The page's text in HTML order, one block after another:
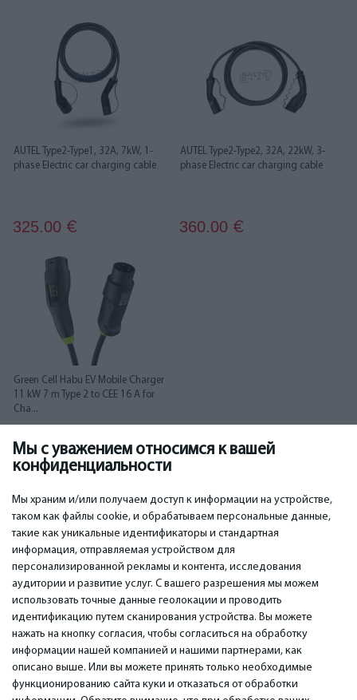
Мы с уважением относимся к вашей
конфиденциальности
Мы храним и/или получаем доступ к информации на устройстве,
таком как файлы cookie, и обрабатываем персональные данные,
такие как уникальные идентификаторы и стандартная
информация, отправляемая устройством для
персонализированной рекламы и контента, исследования
аудитории и развитие услуг. С вашего разрешения мы можем
использовать точные данные геолокации и проводить
идентификацию путем сканирования устройства. Вы можете
нажать на кнопку согласия, чтобы согласиться на обработку
информации нашей компанией и нашими партнерами, как
описано выше. Или вы можете принять только необходимые
функционированию сайта куки и отказаться от обработки
AUTEL Type2-Type1, 32A, 7kW, 1-
phase Electric car charging cable
325.00 €
AUTEL Type2-Type2, 32A, 22kW, 3-
phase Electric car charging cable
360.00 €
Green Cell Habu EV Mobile Charger
11 kW 7 m Type 2 to CEE 16 A for
Cha...
564.00€
ВАЖНОЕ
Сервисные центры
Гарантия
Условия использования
Политика
конфиденциальности
Контакты
КОНТАКТЫ
Тел. +371 67296734
Моб. +371 27725222
WhatsApp +371 27725222
Краста 89, Рига, Латвия